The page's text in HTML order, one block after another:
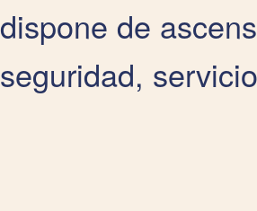
dispone de
seguridad,